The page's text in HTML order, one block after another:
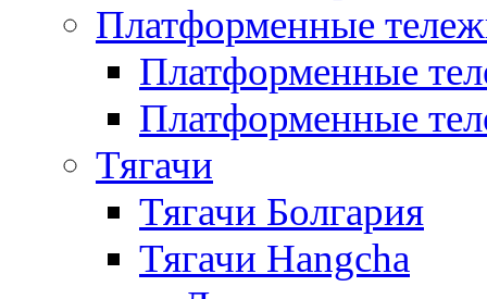
Платформенные
Платформенные
Платформенные
Тягачи
Тягачи Болгария
Тягачи Hangcha